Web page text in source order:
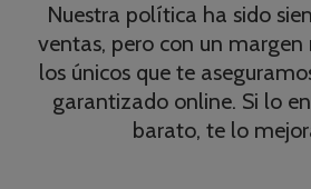
Nuestra política ha sido
ventas, pero con un margen
los únicos que te
garantizado online. Si lo
barato, te lo